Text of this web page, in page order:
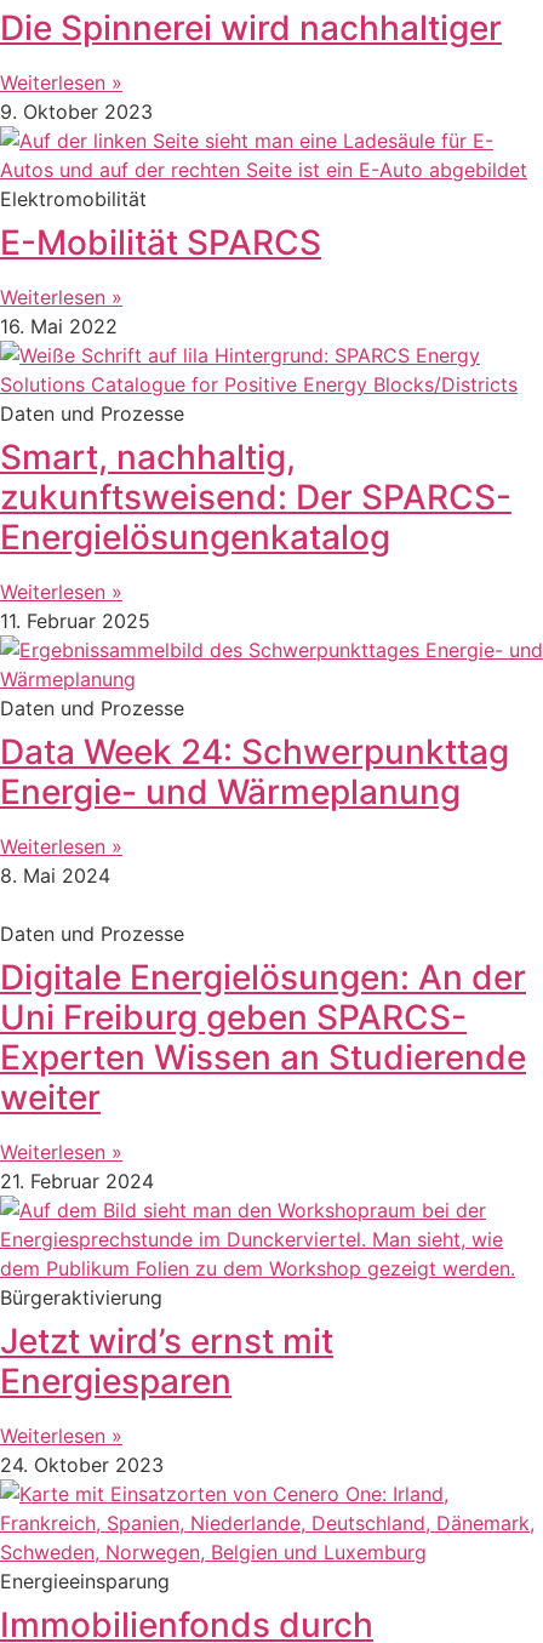
Die Spinnerei wird nachhaltiger
Weiterlesen »
9. Oktober 2023
Elektromobilität
E-Mobilität SPARCS
Weiterlesen »
16. Mai 2022
Daten und Prozesse
Smart, nachhaltig,
zukunftsweisend: Der SPARCS-
Energielösungenkatalog
Weiterlesen »
11. Februar 2025
Daten und Prozesse
Data Week 24: Schwerpunkttag
Energie- und Wärmeplanung
Weiterlesen »
8. Mai 2024
Daten und Prozesse
Digitale Energielösungen: An der
Uni Freiburg geben SPARCS-
Experten Wissen an Studierende
weiter
Weiterlesen »
21. Februar 2024
Bürgeraktivierung
Jetzt wird’s ernst mit
Energiesparen
Weiterlesen »
24. Oktober 2023
Energieeinsparung
Immobilienfonds durch